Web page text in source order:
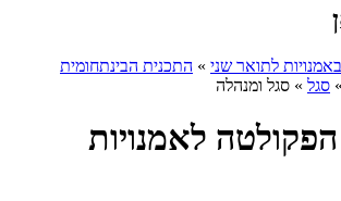
לתואר שני » התכנית הבינתחומית
» סגל » סגל ומנהלה
לאמנויות